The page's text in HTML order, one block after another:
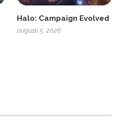
Halo: Campaign Evolved
augusti 5, 2026